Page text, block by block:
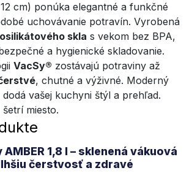
cm) ponúka elegantné a funkčné
uchovávanie potravín. Vyrobená
skla s vekom bez BPA,
a hygienické skladovanie.
VacSy® zostávajú potraviny až
, chutné a výživné. Moderný
vašej kuchyni štýl a prehľad.
miesto.
1,8 l – sklenená vákuová
čerstvosť a zdravé